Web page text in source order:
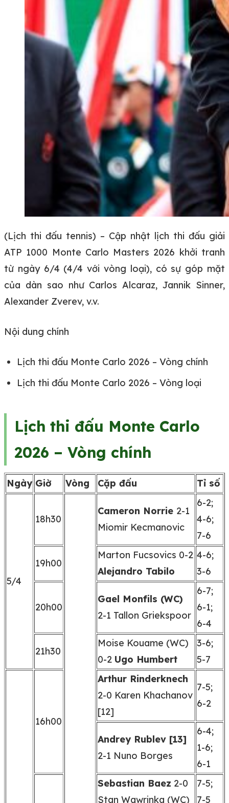
(Lịch thi đấu tennis) – Cập nhật lịch thi đấu giải
ATP 1000 Monte Carlo Masters 2026 khởi tranh
từ ngày 6/4 (4/4 với vòng loại), có sự góp mặt
của dàn sao như Carlos Alcaraz, Jannik Sinner,
Alexander Zverev, v.v.
Nội dung chính
Lịch thi đấu Monte Carlo 2026 – Vòng chính
Lịch thi đấu Monte Carlo 2026 – Vòng loại
Lịch thi đấu Monte Carlo
2026 – Vòng chính
Ngày Giờ Vòng Cặp đấu Tỉ số
5/4
18h30
Cameron Norrie 2-1
Miomir Kecmanovic
6-2;
4-6;
7-6
19h00
Marton Fucsovics 0-2
Alejandro Tabilo
4-6;
3-6
20h00
Gael Monfils (WC)
2-1 Tallon Griekspoor
6-7;
6-1;
6-4
21h30
Moise Kouame (WC)
0-2 Ugo Humbert
3-6;
5-7
16h00
Arthur Rinderknech
2-0 Karen Khachanov
[12]
7-5;
6-2
Andrey Rublev [13]
2-1 Nuno Borges
6-4;
1-6;
6-1
Sebastian Baez 2-0
Stan Wawrinka (WC)
7-5;
7-5